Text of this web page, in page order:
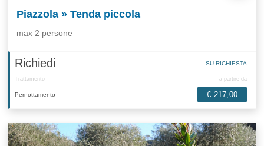
Piazzola » Tenda piccola
max 2 persone
Richiedi SU RICHIESTA
Trattamento a partire da
Pernottamento € 217,00